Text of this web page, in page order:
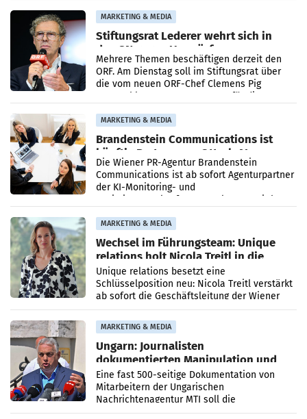
verdoppelte (+102
MARKETING & MEDIA
Stiftungsrat Lederer wehrt sich in
den SN gegen Vorwürfe
Mehrere Themen beschäftigen derzeit den
ORF. Am Dienstag soll im Stiftungsrat über
die vom neuen ORF-Chef Clemens Pig
vorgeschlagenen Besetzungen für die
MARKETING & MEDIA
Brandenstein Communications ist
künftig Partner von OtterlyAI
Die Wiener PR-Agentur Brandenstein
Communications ist ab sofort Agenturpartner
der KI-Monitoring- und
Optimierungsplattform OtterlyAI. Damit baut
MARKETING & MEDIA
Wechsel im Führungsteam: Unique
relations holt Nicola Treitl in die
Geschäftsleitung
Unique relations besetzt eine
Schlüsselposition neu: Nicola Treitl verstärkt
ab sofort die Geschäftsleitung der Wiener
PR-Agentur an der Seite von Josef Kalina und
Anna Kalina-Mahr.
MARKETING & MEDIA
Ungarn: Journalisten
dokumentierten Manipulation und
Zensur
Eine fast 500-seitige Dokumentation von
Mitarbeitern der Ungarischen
Nachrichtenagentur MTI soll die
systematische Nachrichten-Manipulation und